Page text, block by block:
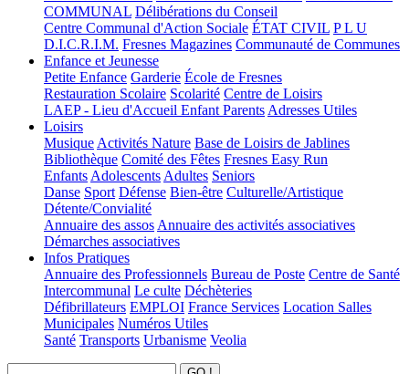
COMMUNAL Délibérations du Conseil
Centre Communal d'Action Sociale ÉTAT CIVIL P L U
D.I.C.R.I.M. Fresnes Magazines Communauté de Communes
Enfance et Jeunesse
Petite Enfance Garderie École de Fresnes
Restauration Scolaire Scolarité Centre de Loisirs
LAEP - Lieu d'Accueil Enfant ParentsAdresses Utiles
Loisirs
MusiqueActivités Nature Base de Loisirs de Jablines
Bibliothèque Comité des Fêtes Fresnes Easy Run
EnfantsAdolescentsAdultes Seniors
Danse Sport Défense Bien-être Culturelle/Artistique
Détente/Convialité
Annuaire des assosAnnuaire des activités associatives
Démarches associatives
Infos Pratiques
Annuaire des Professionnels Bureau de Poste Centre de Santé
Intercommunal Le culte Déchèteries
Défibrillateurs EMPLOI France Services Location Salles
Municipales Numéros Utiles
Santé Transports Urbanisme Veolia